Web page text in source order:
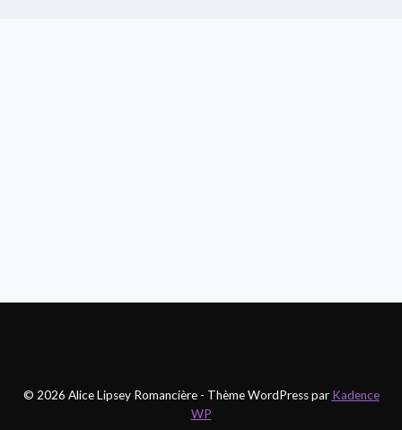
© 2026 Alice Lipsey Romancière - Thème WordPress par Kadence
WP